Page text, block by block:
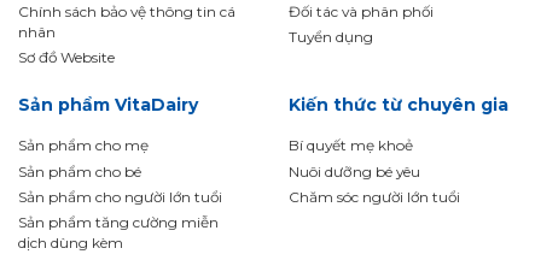
Chính sách bảo vệ thông tin cá
nhân
Sơ đồ Website
Đối tác và phân phối
Tuyển dụng
Sản phẩm VitaDairy
Sản phẩm cho mẹ
Sản phẩm cho bé
Sản phẩm cho người lớn tuổi
Sản phẩm tăng cường miễn
dịch dùng kèm
Kiến thức từ chuyên gia
Bí quyết mẹ khoẻ
Nuôi dưỡng bé yêu
Chăm sóc người lớn tuổi